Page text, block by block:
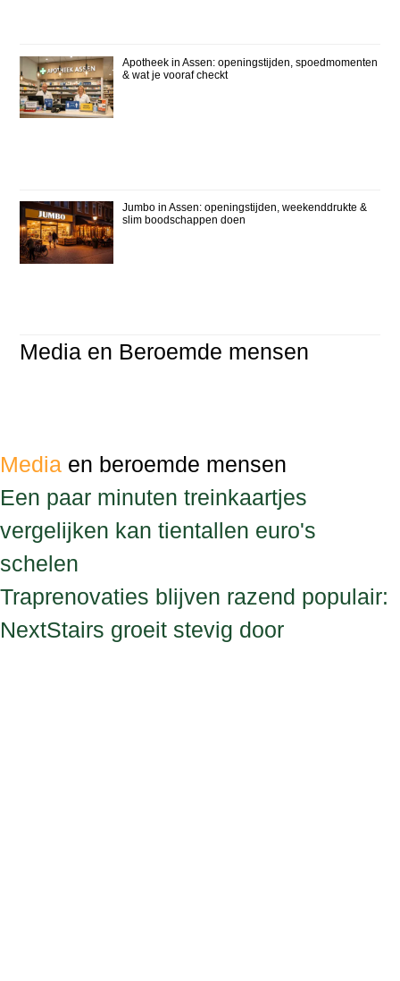
Apotheek in Assen: openingstijden, spoedmomenten
& wat je vooraf checkt
Jumbo in Assen: openingstijden, weekenddrukte &
slim boodschappen doen
Media en Beroemde mensen
Media en beroemde mensen
Een paar minuten treinkaartjes
vergelijken kan tientallen euro's
schelen
Traprenovaties blijven razend populair:
NextStairs groeit stevig door